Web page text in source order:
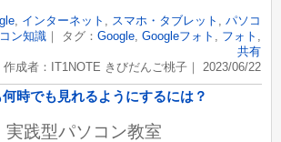
, インターネット , スマホ・タブレット , パソコ
ン知識｜ タグ： Google, Googleフォト , フォト ,
共有
作成者：IT1NOTE きびだんご桃子｜ 2023/06/22
時でも見れるようにするには？
践型パソコン教室